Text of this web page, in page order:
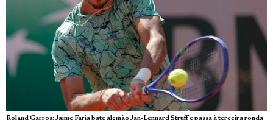
Roland Garros: Jaime Faria bate alemão Jan-Lennard Struff e passa à terceira ronda